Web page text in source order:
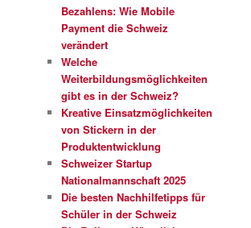
Bezahlens: Wie Mobile
Payment die Schweiz
verändert
Welche
Weiterbildungsmöglichkeiten
gibt es in der Schweiz?
Kreative Einsatzmöglichkeiten
von Stickern in der
Produktentwicklung
Schweizer Startup
Nationalmannschaft 2025
Die besten Nachhilfetipps für
Schüler in der Schweiz